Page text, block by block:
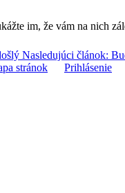
im, že vám na nich
Nasledujúci článok:
stránok Prihlásenie